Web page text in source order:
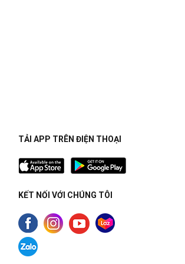
TẢI APP TRÊN ĐIỆN THOẠI
KẾT NỐI VỚI CHÚNG TÔI